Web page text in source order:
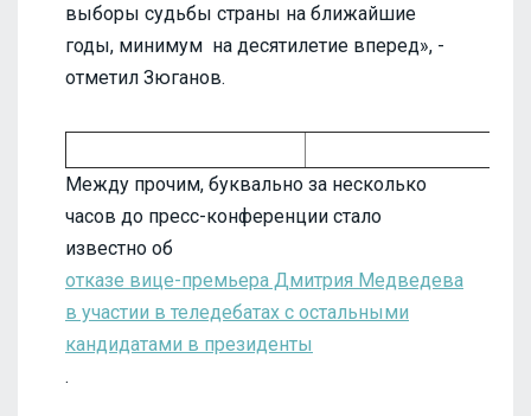
выборы судьбы страны на ближайшие
годы, минимум на десятилетие вперед», -
отметил Зюганов.
Между прочим, буквально за несколько
часов до пресс-конференции стало
известно об
отказе вице-премьера Дмитрия Медведева
в участии в теледебатах с остальными
кандидатами в президенты
.